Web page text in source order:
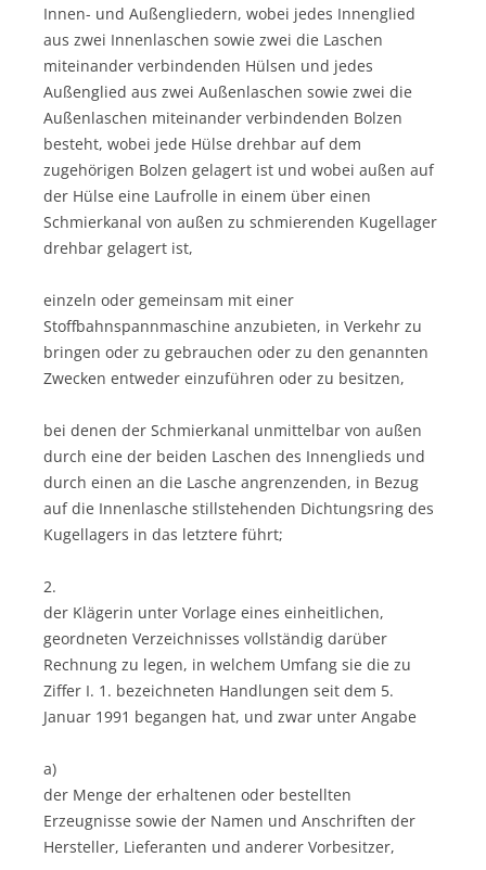
Innen- und Außengliedern, wobei jedes Innenglied
aus zwei Innenlaschen sowie zwei die Laschen
miteinander verbindenden Hülsen und jedes
Außenglied aus zwei Außenlaschen sowie zwei die
Außenlaschen miteinander verbindenden Bolzen
besteht, wobei jede Hülse drehbar auf dem
zugehörigen Bolzen gelagert ist und wobei außen auf
der Hülse eine Laufrolle in einem über einen
Schmierkanal von außen zu schmierenden Kugellager
drehbar gelagert ist,
einzeln oder gemeinsam mit einer
Stoffbahnspannmaschine anzubieten, in Verkehr zu
bringen oder zu gebrauchen oder zu den genannten
Zwecken entweder einzuführen oder zu besitzen,
bei denen der Schmierkanal unmittelbar von außen
durch eine der beiden Laschen des Innenglieds und
durch einen an die Lasche angrenzenden, in Bezug
auf die Innenlasche stillstehenden Dichtungsring des
Kugellagers in das letztere führt;
2.
der Klägerin unter Vorlage eines einheitlichen,
geordneten Verzeichnisses vollständig darüber
Rechnung zu legen, in welchem Umfang sie die zu
Ziffer I. 1. bezeichneten Handlungen seit dem 5.
Januar 1991 begangen hat, und zwar unter Angabe
a)
der Menge der erhaltenen oder bestellten
Erzeugnisse sowie der Namen und Anschriften der
Hersteller, Lieferanten und anderer Vorbesitzer,